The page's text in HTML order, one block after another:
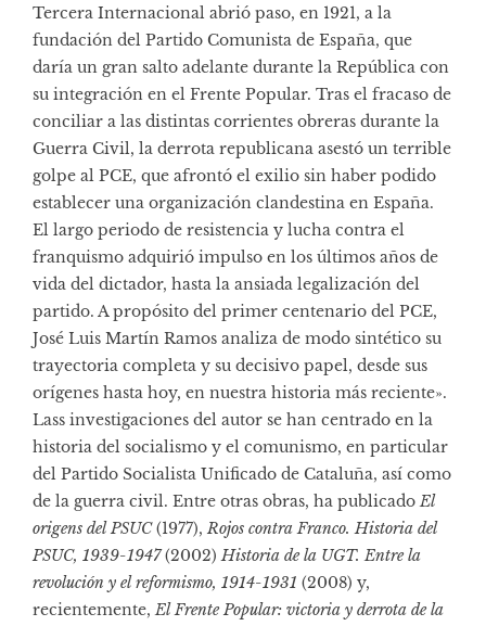
Tercera Internacional abrió paso, en 1921, a la
fundación del Partido Comunista de España, que
daría un gran salto adelante durante la República con
su integración en el Frente Popular. Tras el fracaso de
conciliar a las distintas corrientes obreras durante la
Guerra Civil, la derrota republicana asestó un terrible
golpe al PCE, que afrontó el exilio sin haber podido
establecer una organización clandestina en España.
El largo periodo de resistencia y lucha contra el
franquismo adquirió impulso en los últimos años de
vida del dictador, hasta la ansiada legalización del
partido. A propósito del primer centenario del PCE,
José Luis Martín Ramos analiza de modo sintético su
trayectoria completa y su decisivo papel, desde sus
orígenes hasta hoy, en nuestra historia más reciente».
Lass investigaciones del autor se han centrado en la
historia del socialismo y el comunismo, en particular
del Partido Socialista Unificado de Cataluña, así como
de la guerra civil. Entre otras obras, ha publicadoEl
origens del PSUC(1977), Rojos contra Franco. Historia del
PSUC, 1939-1947(2002)Historia de la UGT. Entre la
revolución y el reformismo, 1914-1931 (2008) y,
recientemente,El Frente Popular: victoria y derrota de la